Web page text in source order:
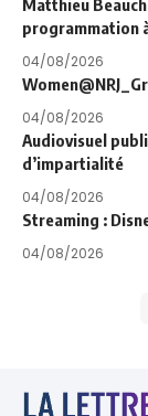
Matthieu
programmation
04/08/2026
04/08/2026
Audiovisuel
d’impartialité
04/08/2026
Streaming :
04/08/2026